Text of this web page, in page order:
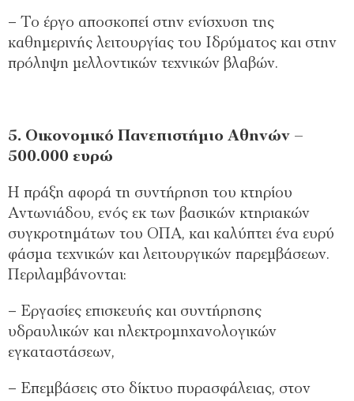
– Το έργο αποσκοπεί στην ενίσχυση της
καθημερινής λειτουργίας του Ιδρύματος και στην
πρόληψη μελλοντικών τεχνικών βλαβών.
5. Οικονομικό Πανεπιστήμιο Αθηνών –
500.000 ευρώ
Η πράξη αφορά τη συντήρηση του κτηρίου
Αντωνιάδου, ενός εκ των βασικών κτηριακών
συγκροτημάτων του ΟΠΑ, και καλύπτει ένα ευρύ
φάσμα τεχνικών και λειτουργικών παρεμβάσεων.
Περιλαμβάνονται:
– Εργασίες επισκευής και συντήρησης
υδραυλικών και ηλεκτρομηχανολογικών
εγκαταστάσεων,
– Επεμβάσεις στο δίκτυο πυρασφάλειας, στον